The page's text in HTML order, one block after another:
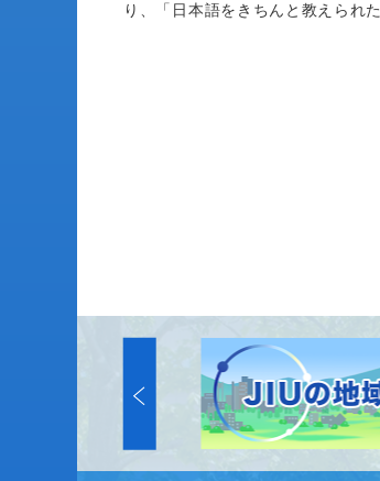
り、「日本語をきちんと教えられ